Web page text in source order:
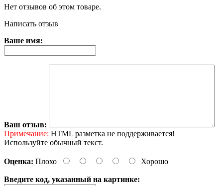
Нет отзывов об этом товаре.
Написать отзыв
Ваше имя:
Ваш отзыв:
Примечание: HTML разметка не поддерживается!
Используйте обычный текст.
Оценка: Плохо Хорошо
Введите код, указанный на картинке: